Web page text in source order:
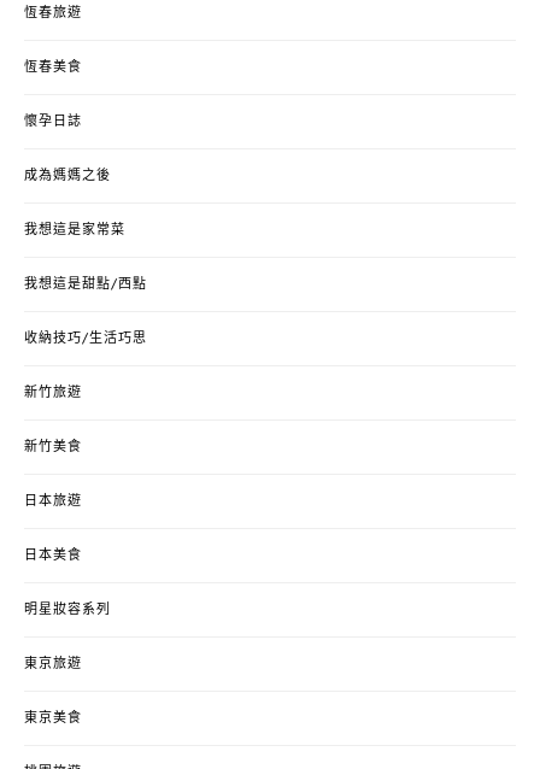
恆春旅遊
恆春美食
懷孕日誌
成為媽媽之後
我想這是家常菜
我想這是甜點/西點
收納技巧/生活巧思
新竹旅遊
新竹美食
日本旅遊
日本美食
明星妝容系列
東京旅遊
東京美食